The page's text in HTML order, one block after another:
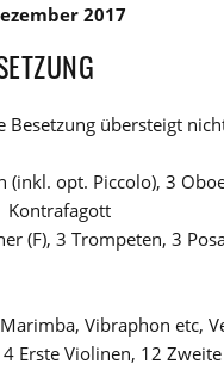
2017
Besetzung übersteigt
(inkl. opt. Piccolo), 3
Kontrafagott
(F), 3 Trompeten, 3
Vibraphon etc,
Erste Violinen, 12